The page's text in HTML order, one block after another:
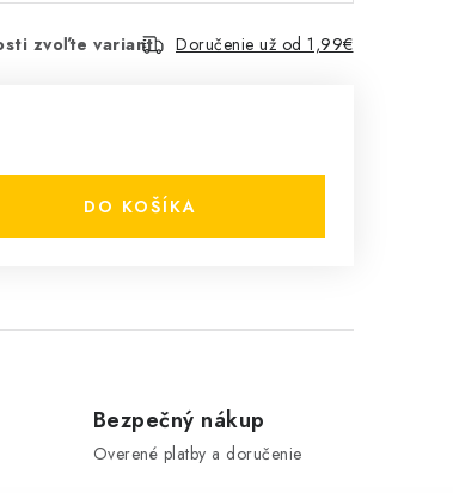
zvoľte variant Doručenie už od 1,99€
DO KOŠÍKA
Bezpečný nákup
Overené platby a doručenie